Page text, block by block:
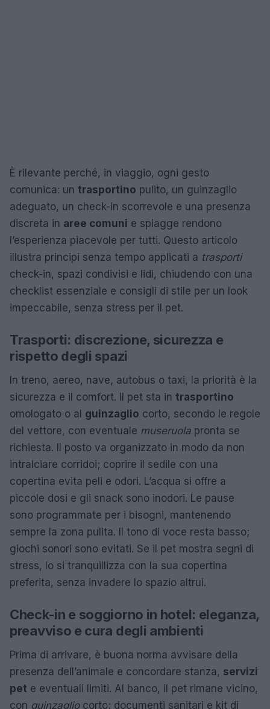
È rilevante perché, in viaggio, ogni gesto
comunica: un trasportino pulito, un guinzaglio
adeguato, un check-in scorrevole e una presenza
discreta in aree comuni e spiagge rendono
l’esperienza piacevole per tutti. Questo articolo
illustra principi senza tempo applicati a trasporti
check-in, spazi condivisi e lidi, chiudendo con una
checklist essenziale e consigli di stile per un look
impeccabile, senza stress per il pet.
Trasporti: discrezione, sicurezza e
rispetto degli spazi
In treno, aereo, nave, autobus o taxi, la priorità è la
sicurezza e il comfort. Il pet sta in trasportino
omologato o al guinzaglio corto, secondo le regole
del vettore, con eventuale museruola pronta se
richiesta. Il posto va organizzato in modo da non
intralciare corridoi; coprire il sedile con una
copertina evita peli e odori. L’acqua si offre a
piccole dosi e gli snack sono inodori. Le pause
sono programmate per i bisogni, mantenendo
sempre la zona pulita. Il tono di voce resta basso;
giochi sonori sono evitati. Se il pet mostra segni di
stress, lo si tranquillizza con la sua copertina
preferita, senza invadere lo spazio altrui.
Check-in e soggiorno in hotel: eleganza,
preavviso e cura degli ambienti
Prima di arrivare, è buona norma avvisare della
presenza dell’animale e concordare stanza, servizi
pet e eventuali limiti. Al banco, il pet rimane vicino,
con guinzagliocorto; documenti sanitari e kit di